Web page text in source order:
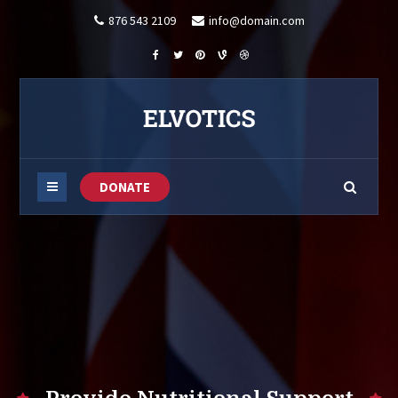
876 543 2109 info@domain.com
DONATE